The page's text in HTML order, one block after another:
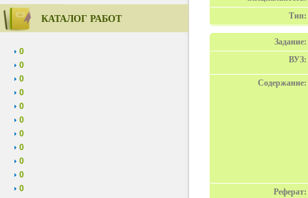
КАТАЛОГ РАБОТ
0
0
0
0
0
0
0
0
0
0
0
Тип:
Задание:
ВУЗ:
Содержание:
Реферат: